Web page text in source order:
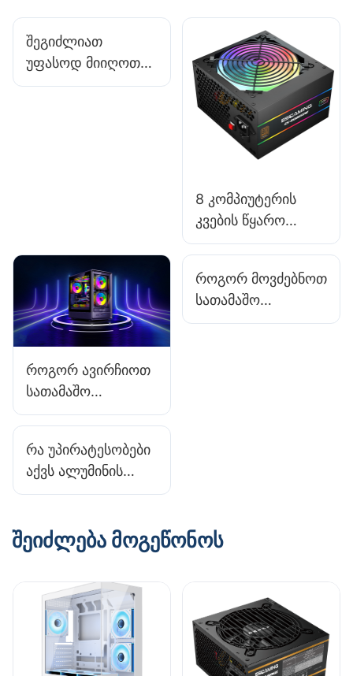
შეგიძლიათ
უფასოდ მიიღოთ
ნიმუშები
8 კომპიუტერის
კვების წყარო
მაღალი
დიზაინით,
სივრცისთვის -
შეზღუდული
როგორ ავირჩიოთ
სათამაშო
კომპიუტერის
თქვენთვის
სახელმძღვანელო!
როგორ მოვძებნოთ
სათამაშო
კომპიუტერის ქეისი,
რა უპირატესობები
აქვს ალუმინის
სათამაშო
ქეისს?
ᲨᲔᲘᲫᲚᲔᲑᲐ ᲛᲝᲒᲔᲬᲝᲜᲝᲡ